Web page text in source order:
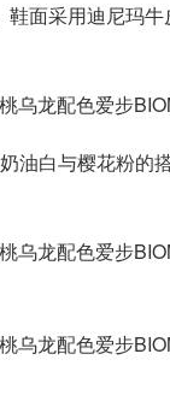
面采用迪尼玛
油白与樱花粉的